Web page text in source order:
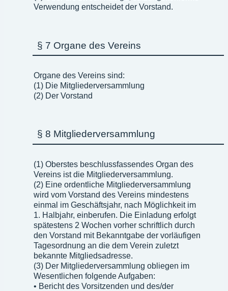
Verwendung entscheidet der Vorstand.
§ 7 Organe des Vereins
Organe des Vereins sind:
(1) Die Mitgliederversammlung
(2) Der Vorstand
§ 8 Mitgliederversammlung
(1) Oberstes beschlussfassendes Organ des
Vereins ist die Mitgliederversammlung.
(2) Eine ordentliche Mitgliederversammlung
wird vom Vorstand des Vereins mindestens
einmal im Geschäftsjahr, nach Möglichkeit im
1. Halbjahr, einberufen. Die Einladung erfolgt
spätestens 2 Wochen vorher schriftlich durch
den Vorstand mit Bekanntgabe der vorläufigen
Tagesordnung an die dem Verein zuletzt
bekannte Mitgliedsadresse.
(3) Der Mitgliederversammlung obliegen im
Wesentlichen folgende Aufgaben:
• Bericht des Vorsitzenden und des/der